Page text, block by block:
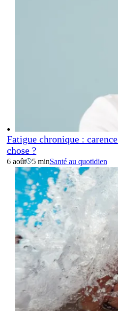
Fatigue chronique :
chose ?
6 août 5 minSanté au quotidien